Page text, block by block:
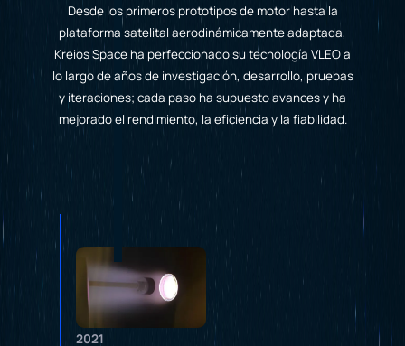
Desde los primeros prototipos de motor hasta la
plataforma satelital aerodinámicamente adaptada,
Kreios Space ha perfeccionado su tecnología VLEO a
lo largo de años de investigación, desarrollo, pruebas
y iteraciones; cada paso ha supuesto avances y ha
mejorado el rendimiento, la eficiencia y la fiabilidad.
2021